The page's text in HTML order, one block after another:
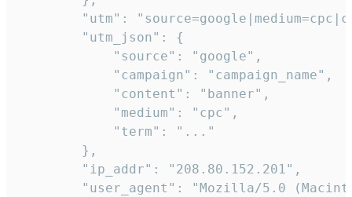
"utm":
        "utm_json": {
            "source": "google",
            "campaign": "campaign_name",
            "content": "banner",
            "medium": "cpc",
            "term": "..."
        },
        "ip_addr": "208.80.152.201",
"user_agent": "Mozilla/5.0